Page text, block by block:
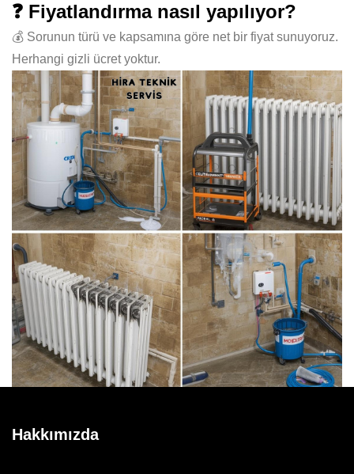
❓ Fiyatlandırma nasıl yapılıyor?
💰 Sorunun türü ve kapsamına göre net bir fiyat sunuyoruz.
Herhangi gizli ücret yoktur.
Hakkımızda